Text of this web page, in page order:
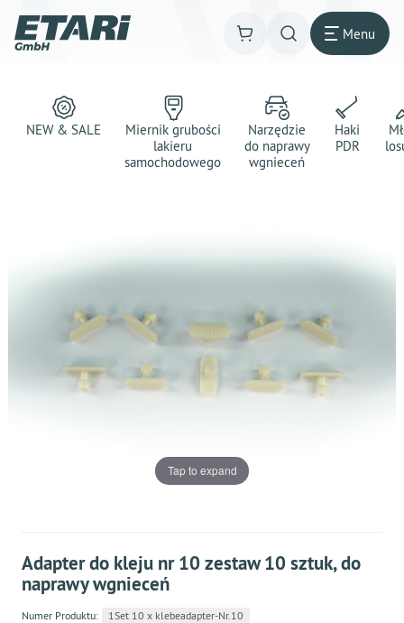
Menu
NEW & SALE
Miernik grubości
lakieru
samochodowego
Narzędzie
do naprawy
wgnieceń
Haki
PDR
Tap to expand
Adapter do kleju nr 10 zestaw 10 sztuk, do
naprawy wgnieceń
Numer Produktu: 1Set 10 x klebeadapter-Nr.10